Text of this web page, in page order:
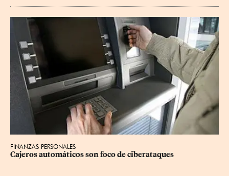
FINANZAS PERSONALES
Cajeros automáticos son foco de ciberataques